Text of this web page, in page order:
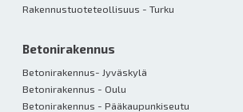
Rakennustuoteteollisuus - Turku
Betonirakennus
Betonirakennus- Jyväskylä
Betonirakennus - Oulu
Betonirakennus - Pääkaupunkiseutu